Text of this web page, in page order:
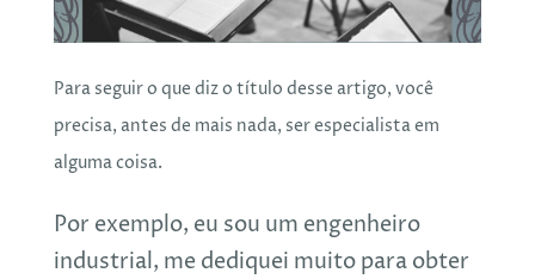
Para seguir o que diz o título desse artigo, você
precisa, antes de mais nada, ser especialista em
alguma coisa.
Por exemplo, eu sou um engenheiro
industrial, me dediquei muito para obter